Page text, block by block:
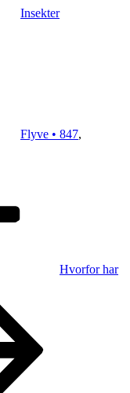
Insekter
Flyve • 847,
Hvorfor har